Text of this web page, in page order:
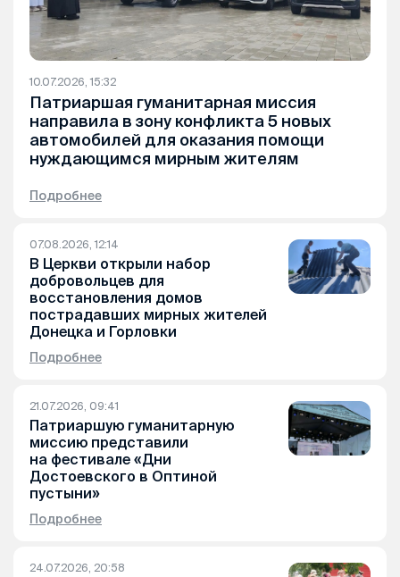
10.07.2026, 15:32
Патриаршая гуманитарная миссия
направила в зону конфликта 5 новых
автомобилей для оказания помощи
нуждающимся мирным жителям
Подробнее
07.08.2026, 12:14
В Церкви открыли набор
добровольцев для
восстановления домов
пострадавших мирных жителей
Донецка и Горловки
Подробнее
21.07.2026, 09:41
Патриаршую гуманитарную
миссию представили
на фестивале «Дни
Достоевского в Оптиной
пустыни»
Подробнее
24.07.2026, 20:58